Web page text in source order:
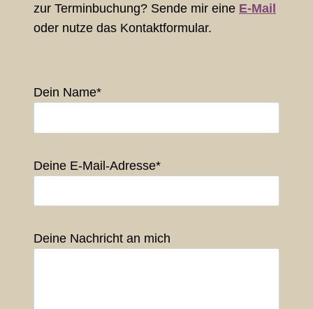
zur Terminbuchung? Sende mir eine E-Mail
oder nutze das Kontaktformular.
Dein Name*
Deine E-Mail-Adresse*
Deine Nachricht an mich